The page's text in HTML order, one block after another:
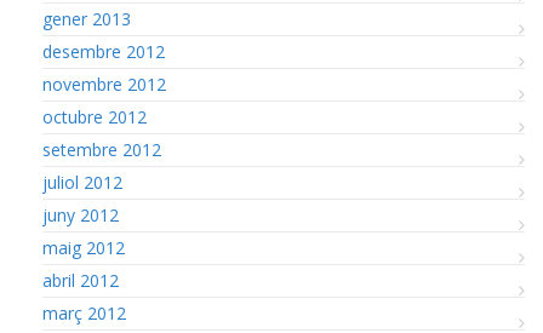
gener 2013
desembre 2012
novembre 2012
octubre 2012
setembre 2012
juliol 2012
juny 2012
maig 2012
abril 2012
març 2012